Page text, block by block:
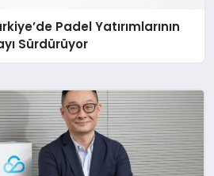
Padel Yatırımlarının
Sürdürüyor